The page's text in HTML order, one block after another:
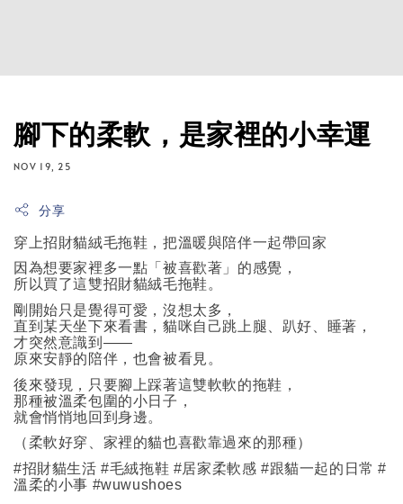
腳下的柔軟，是家裡的小幸運
NOV 19, 25
分享
穿上招財貓絨毛拖鞋，把溫暖與陪伴一起帶回家
因為想要家裡多一點「被喜歡著」的感覺，
所以買了這雙招財貓絨毛拖鞋。
剛開始只是覺得可愛，沒想太多，
直到某天坐下來看書，貓咪自己跳上腿、趴好、睡著，
才突然意識到——
原來安靜的陪伴，也會被看見。
後來發現，只要腳上踩著這雙軟軟的拖鞋，
那種被溫柔包圍的小日子，
就會悄悄地回到身邊。
（柔軟好穿、家裡的貓也喜歡靠過來的那種）
#招財貓生活 #毛絨拖鞋 #居家柔軟感 #跟貓一起的日常 #
溫柔的小事 #wuwushoes